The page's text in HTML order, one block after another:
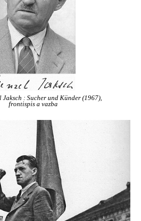
Jaksch : Sucher und Künder (1967),
frontispis a vazba